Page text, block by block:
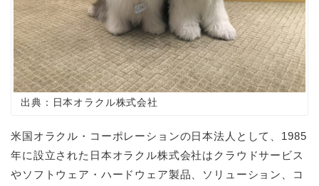
出典：日本オラクル株式会社
米国オラクル・コーポレーションの日本法人として、 1985
年に設立された日本オラクル株式会社はクラウドサービス
やソフトウェア・ハードウェア製品、ソリューション、コ